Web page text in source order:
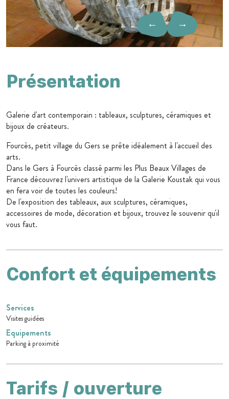
← →
Présentation
Galerie d'art contemporain : tableaux, sculptures, céramiques et
bijoux de créateurs.
Fourcès, petit village du Gers se prête idéalement à l'accueil des
arts.
Dans le Gers à Fourcès classé parmi les Plus Beaux Villages de
France découvrez l'univers artistique de la Galerie Koustak qui vous
en fera voir de toutes les couleurs!
De l'exposition des tableaux, aux sculptures, céramiques,
accessoires de mode, décoration et bijoux, trouvez le souvenir qu'il
vous faut.
Confort et équipements
Services
Visites guidées
Equipements
Parking à proximité
Tarifs / ouverture